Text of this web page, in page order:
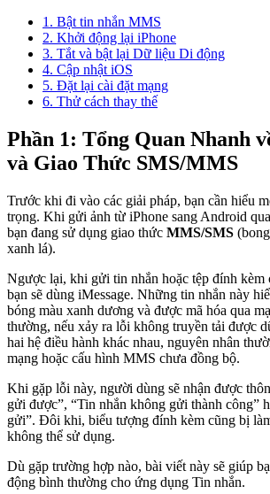
1. Bật tin nhắn MMS
2. Khởi động lại iPhone
3. Tắt và bật lại Dữ liệu Di động
4. Cập nhật iOS
5. Đặt lại cài đặt mạng
6. Thử cách thay thế
Phần 1: Tổng Quan Nhanh
và Giao Thức SMS/MMS
Trước khi đi vào các giải pháp, bạn cần hiểu
trọng. Khi gửi ảnh từ iPhone sang Android
bạn đang sử dụng giao thức MMS/SMS
xanh lá).
Ngược lại, khi gửi tin nhắn hoặc tệp đính kèm
bạn sẽ dùng iMessage. Những tin nhắn này
bóng màu xanh dương và được mã hóa qua
thường, nếu xảy ra lỗi không truyền tải được
hai hệ điều hành khác nhau, nguyên nhân
mạng hoặc cấu hình MMS chưa đồng bộ.
Khi gặp lỗi này, người dùng sẽ nhận được
gửi được”, “Tin nhắn không gửi thành công”
gửi”. Đôi khi, biểu tượng đính kèm cũng bị
không thể sử dụng.
Dù gặp trường hợp nào, bài viết này sẽ giúp
động bình thường cho ứng dụng Tin nhắn.